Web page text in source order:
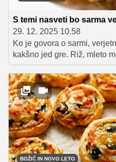
S temi nasveti bo sarma
29. 12. 2025 10.58
Ko je govora o sarmi,
kakšno jed gre. Riž, mleto
tesno zaviti v liste kislega
omaki. A da je sarma
nekaj drobnih trikov in
dobro upoštevati za popoln
BOŽIČ IN NOVO LETO